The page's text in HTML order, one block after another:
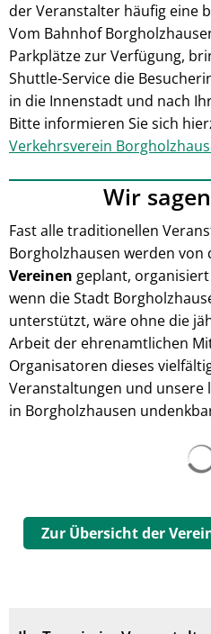
der Veranstalter häufig eine
Vom Bahnhof
Parkplätze zur Verfügung,
Shuttle-Service die
in die Innenstadt und nach
Bitte informieren Sie sich
Verkehrsverein
Wir
Fast alle traditionellen
Borgholzhausen werden von
Vereinen geplant,
wenn die Stadt
unterstützt, wäre ohne die
Arbeit der ehrenamtlichen
Organisatoren dieses
Veranstaltungen und
in Borgholzhausen
Zur Übersicht der